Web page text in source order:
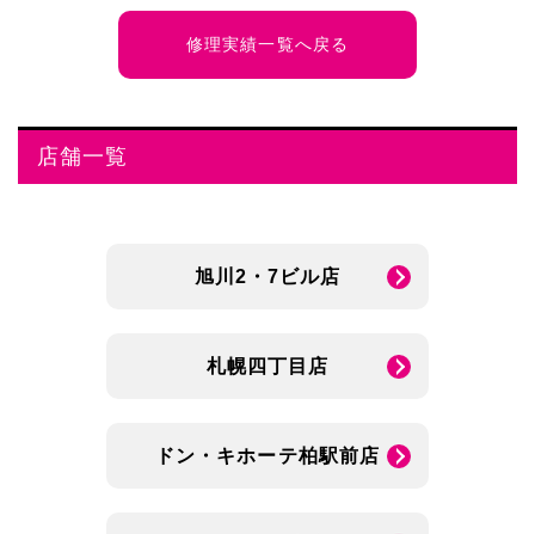
修理実績一覧へ戻る
店舗一覧
旭川2・7ビル店
札幌四丁目店
ドン・キホーテ柏駅前店